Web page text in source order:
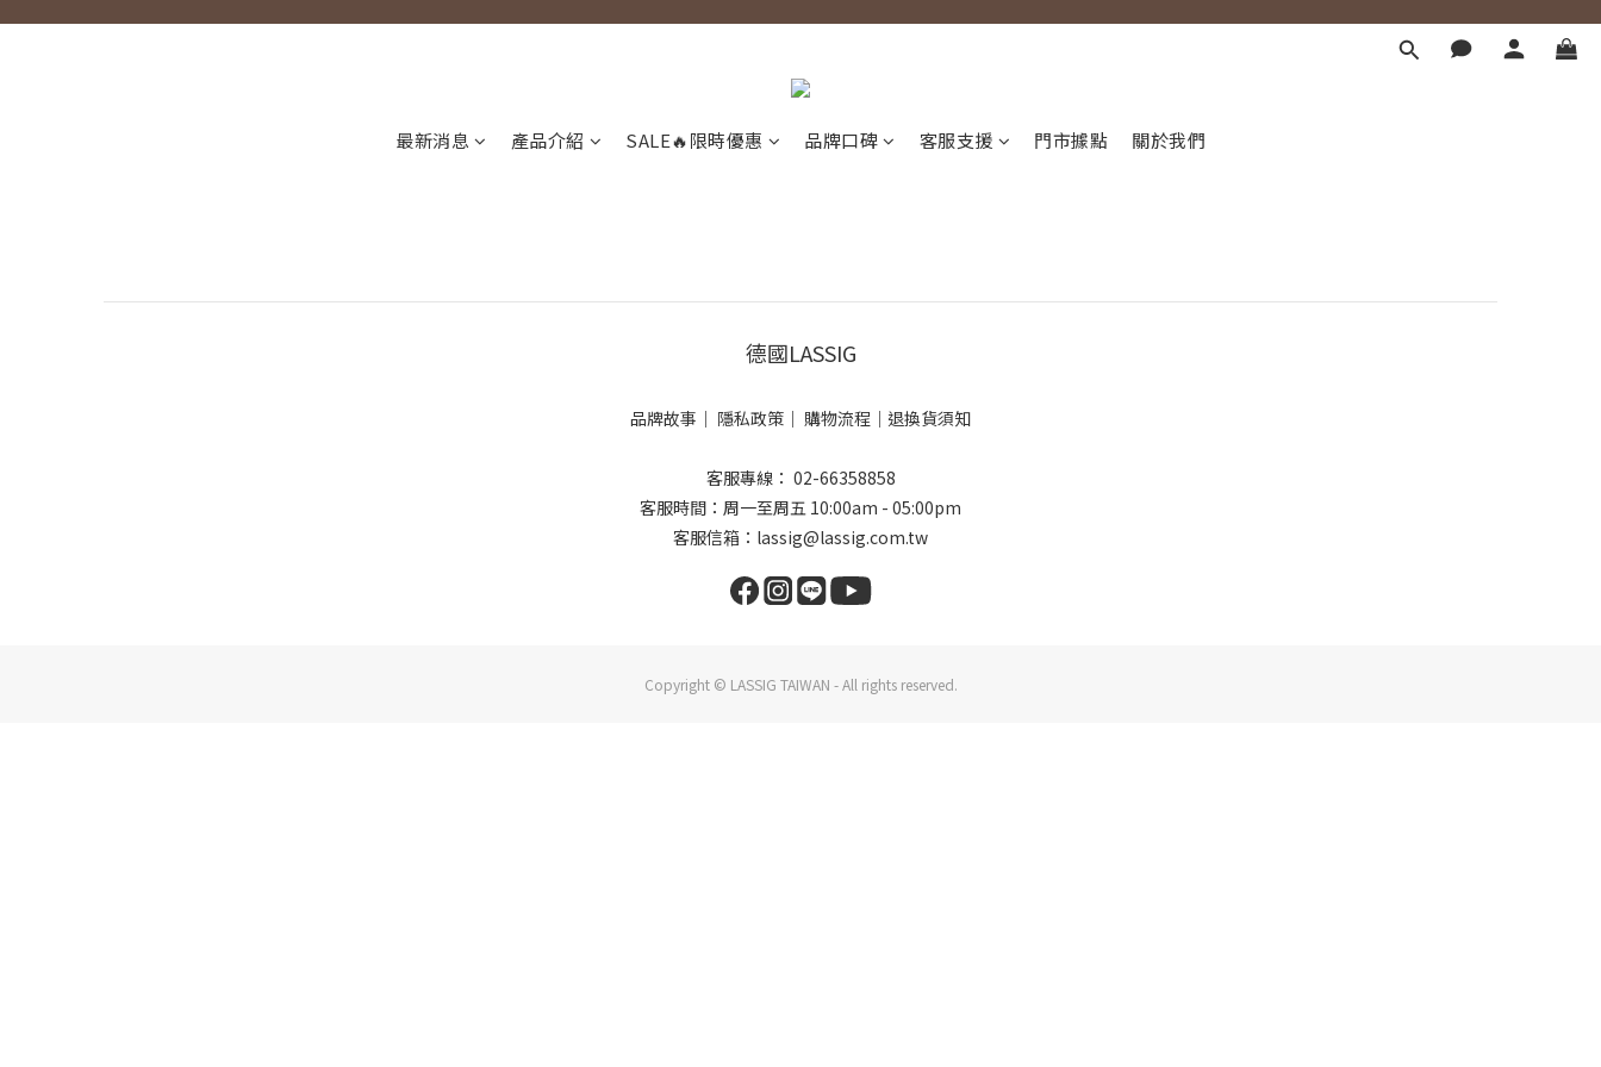
最新消息 產品介紹 SALE🔥限時優惠 品牌口碑 客服支援 門市據點 關於我們
德國LASSIG
品牌故事 ｜ 隱私政策 ｜ 購物流程 ｜ 退換貨須知
客服專線： 02-66358858
客服時間：周一至周五 10:00am - 05:00pm
客服信箱：lassig@lassig.com.tw
Copyright © LASSIG TAIWAN - All rights reserved.